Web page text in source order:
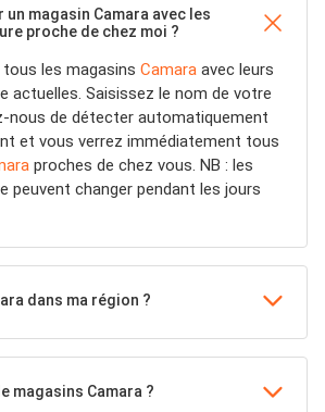
magasin Camara avec les
proche de chez moi ?
les magasins Camara avec leurs
actuelles. Saisissez le nom de votre
nous de détecter automatiquement
et vous verrez immédiatement tous
proches de chez vous. NB : les
peuvent changer pendant les jours
dans ma région ?
magasins Camara ?